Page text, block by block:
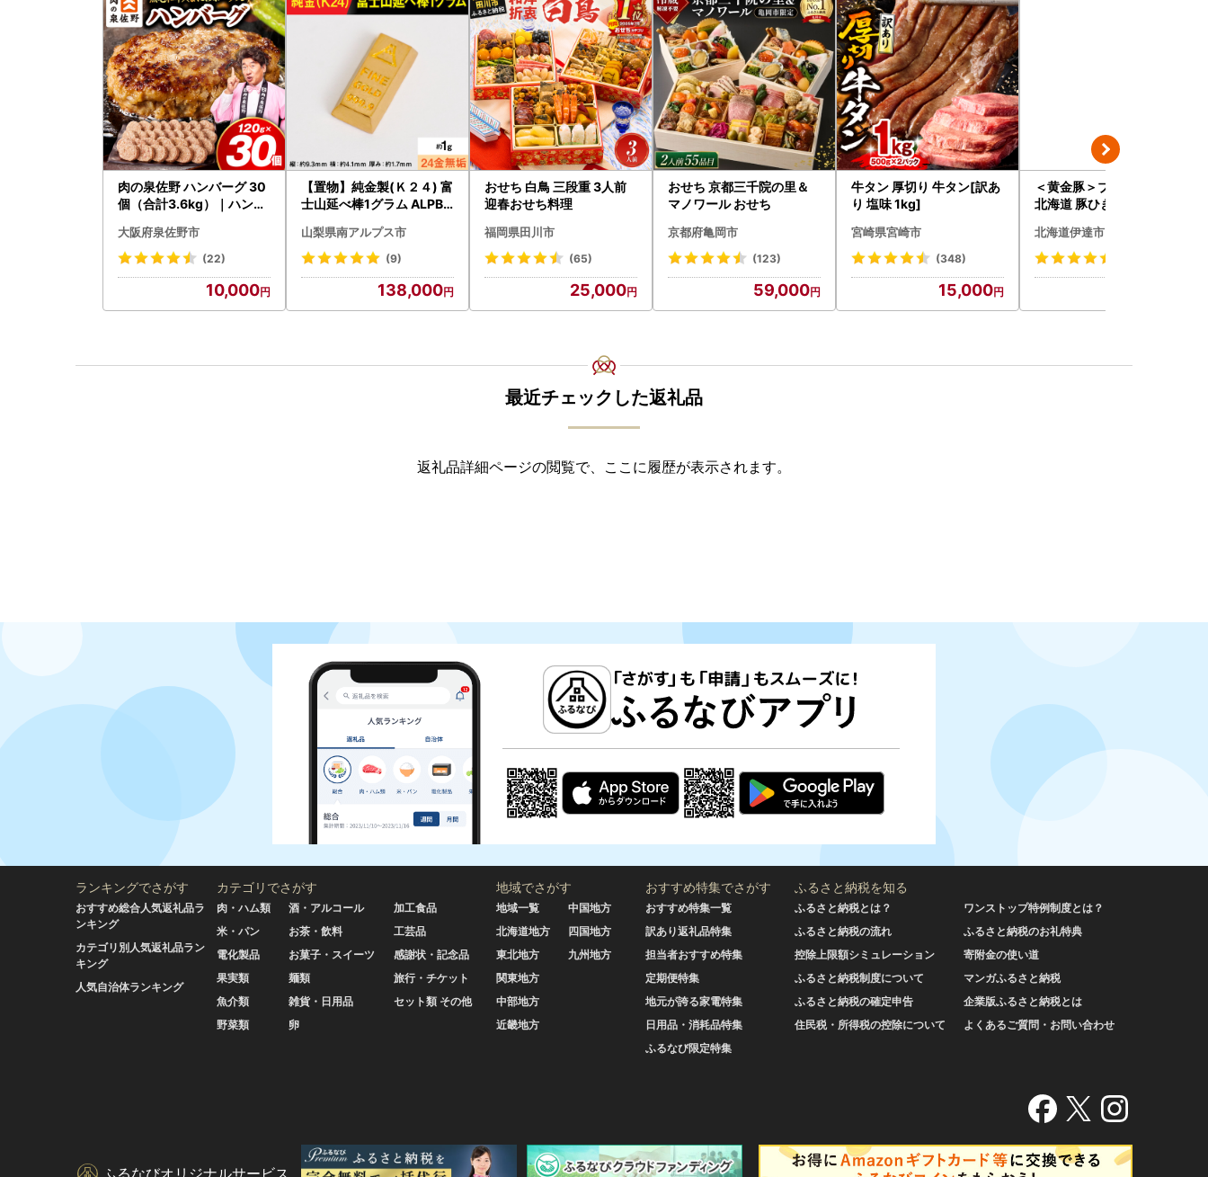
肉の泉佐野 ハンバーグ 30
個（合計3.6kg）｜ハンバ
わポーク
大阪府泉佐野市
(22)
10,000
【置物】純金製(Ｋ２４) 富
士山延べ棒1グラム ALPBK
山梨県南アルプス市
(9)
138,000
おせち 白鳥 三段重 3人前
迎春おせち料理
福岡県田川市
(65)
25,000
おせち 京都三千院の里＆
マノワール おせち
京都府亀岡市
(123)
59,000
牛タン 厚切り 牛タン[訳あ
り 塩味 1kg]
宮崎県宮崎市
(348)
15,000
＜黄金豚＞ブランドポーク
北海道 豚ひき肉 普通挽き
北海道伊達市
最近チェックした返礼品
返礼品詳細ページの閲覧で、ここに履歴が表示されます。
ランキングでさがす
おすすめ総合人気返礼品ラ
ンキング
カテゴリ別人気返礼品ラン
キング
人気自治体ランキング
カテゴリでさがす
肉・ハム類
米・パン
電化製品
果実類
魚介類
野菜類
酒・アルコール
お茶・飲料
お菓子・スイーツ
麺類
雑貨・日用品
卵
加工食品
工芸品
感謝状・記念品
旅行・チケット
セット類 その他
地域でさがす
地域一覧
北海道地方
東北地方
関東地方
中部地方
近畿地方
中国地方
四国地方
九州地方
おすすめ特集でさがす
おすすめ特集一覧
訳あり返礼品特集
担当者おすすめ特集
定期便特集
地元が誇る家電特集
日用品・消耗品特集
ふるなび限定特集
ふるさと納税を知る
ふるさと納税とは？
ふるさと納税の流れ
控除上限額シミュレーション
ふるさと納税制度について
ふるさと納税の確定申告
住民税・所得税の控除について
ワンストップ特例制度とは？
ふるさと納税のお礼特典
寄附金の使い道
マンガふるさと納税
企業版ふるさと納税とは
よくあるご質問・お問い合わせ